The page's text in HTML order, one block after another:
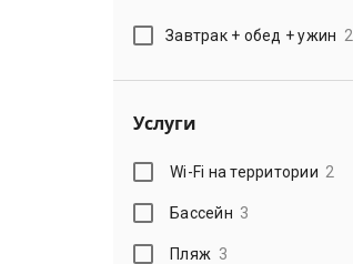
Завтрак + обед + ужин 2
Услуги
Wi-Fi на территории 2
Бассейн 3
Пляж 3